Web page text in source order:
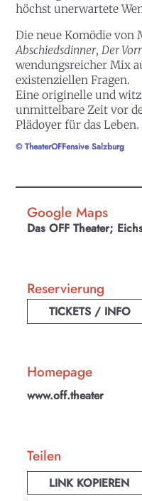
höchst unerwartete
Die neue Komödie von
Abschiedsdinner, Der
wendungsreicher Mix
existenziellen Fragen.
Eine originelle und
unmittelbare Zeit vor
Plädoyer für das Leben.
© TheaterOFFensive Salzburg
Google Maps
Das OFF Theater;
Reservierung
TICKETS / INFO
Homepage
www.off.theater
Teilen
LINK KOPIEREN